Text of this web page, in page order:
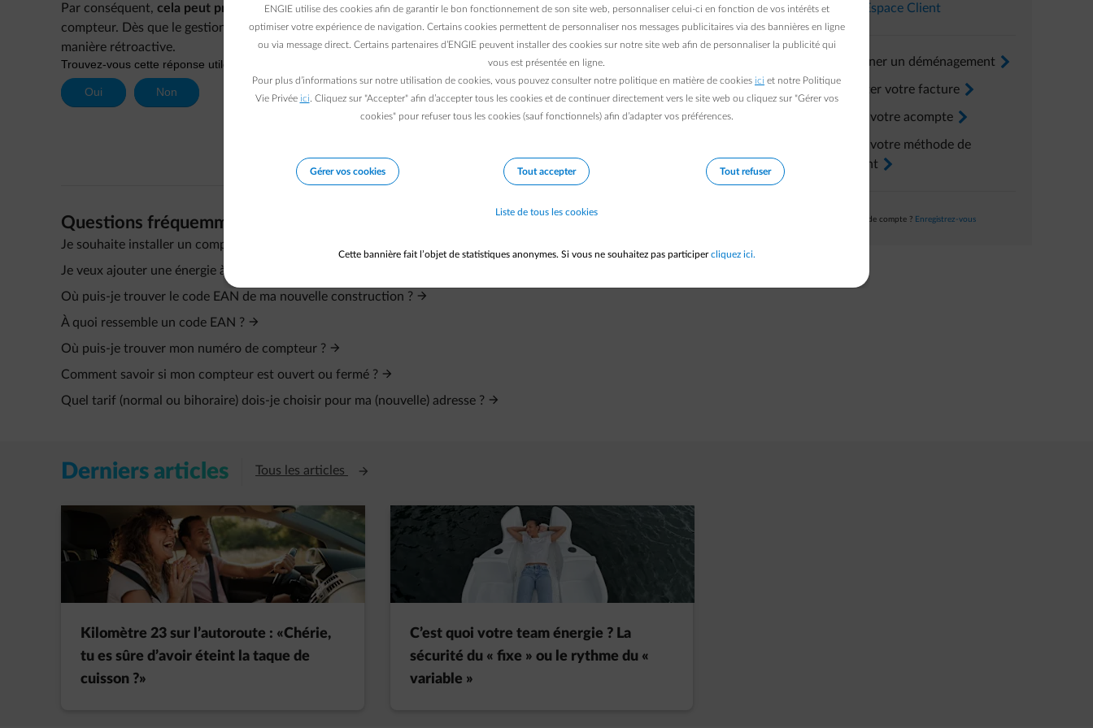
Par conséquent, cela peut prendre un peu plus de tempsavant que nous soyons informés du remplacement de votre
compteur. Dès que le gestionnaire du réseau de distribution nous aura fourni vos données, nous adapterons cela pour vous de
manière rétroactive.
Questions fréquemment posées
Je souhaite installer un compteur d’électricité et/ou de gaz pour ma nouvelle construction.
Je veux ajouter une énergie à mon contrat.
Où puis-je trouver le code EAN de ma nouvelle construction ?
À quoi ressemble un code EAN ?
Où puis-je trouver mon numéro de compteur ?
Comment savoir si mon compteur est ouvert ou fermé ?
Quel tarif (normal ou bihoraire) dois-je choisir pour ma (nouvelle) adresse ?
Dans l’ Espace Client
Renseigner un déménagement arrow-right
Consulter votre facture arrow-right
Ajuster votre acompte arrow-right
Ajuster votre méthode de
paiement arrow-right
Pas encore de compte ? Enregistrez-vous
Derniers articles Tous les articles Ouvre un nouvel onglet
Kilomètre 23 sur l’autoroute : «Chérie,
tu es sûre d’avoir éteint la taque de
cuisson ?»
C’est quoi votre team énergie ? La
sécurité du « fixe » ou le rythme du «
variable »
ENGIE utilise des cookies afin de garantir le bon fonctionnement de son site web, personnaliser celui-ci en fonction de vos intérêts et
optimiser votre expérience de navigation. Certains cookies permettent de personnaliser nos messages publicitaires via des bannières en ligne
ou via message direct. Certains partenaires d’ENGIE peuvent installer des cookies sur notre site web afin de personnaliser la publicité qui
vous est présentée en ligne.
Pour plus d’informations sur notre utilisation de cookies, vous pouvez consulter notre politique en matière de cookies ici et notre Politique
Vie Privée ici . Cliquez sur "Accepter" afin d’accepter tous les cookies et de continuer directement vers le site web ou cliquez sur "Gérer vos
cookies" pour refuser tous les cookies (sauf fonctionnels) afin d’adapter vos préférences.
Gérer vos cookies Tout accepter Tout refuser
Liste de tous les cookies
Cette bannière fait l’objet de statistiques anonymes. Si vous ne souhaitez pas participercliquez ici.